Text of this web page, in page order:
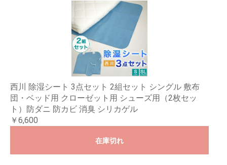
西川 除湿シート 3点セット 2組セット シングル 敷布
団・ベッド用 クローゼット用 シューズ用（2枚セッ
ト）防ダニ 防カビ 消臭 シリカゲル
￥6,600
在庫切れ